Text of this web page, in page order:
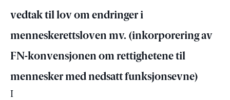
vedtak til lov om endringer i
menneskerettsloven mv. (inkorporering av
FN-konvensjonen om rettighetene til
mennesker med nedsatt funksjonsevne)
I